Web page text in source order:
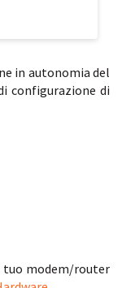
in autonomia del
configurazione di
tuo modem/router